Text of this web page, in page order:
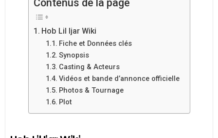
Hob Lil Ijar Wiki
Fiche et Données clés
Synopsis
Casting & Acteurs
Vidéos et bande d’annonce officielle
Photos & Tournage
Plot